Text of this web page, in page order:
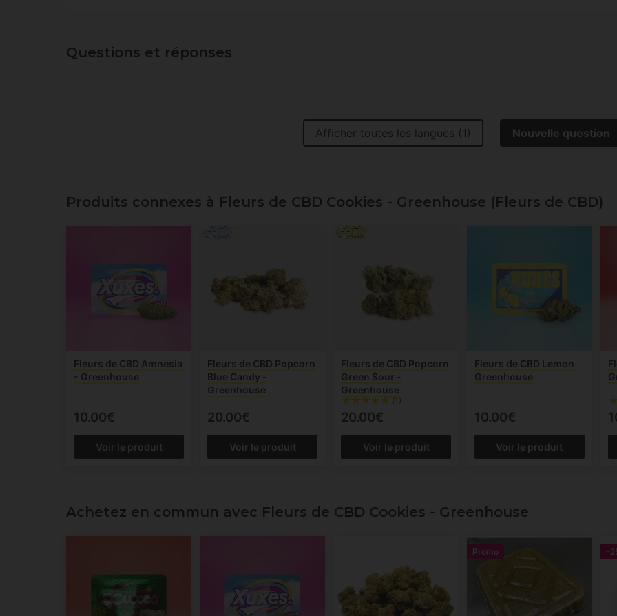
Questions et réponses
Afficher toutes les langues (1) Nouvelle question
Produits connexes à Fleurs de CBD Cookies - Greenhouse (Fleurs de CBD)
Fleurs de CBD Amnesia
- Greenhouse
10.00€
Voir le produit
Fleurs de CBD Popcorn
Blue Candy -
Greenhouse
20.00€
Voir le produit
Fleurs de CBD Popcorn
Green Sour -
Greenhouse
(1)
20.00€
Voir le produit
Fleurs de CBD Lemon
Greenhouse
10.00€
Voir le produit
Achetez en commun avec Fleurs de CBD Cookies - Greenhouse
Promo -